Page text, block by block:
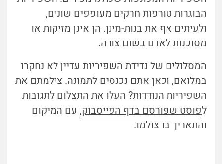
הבוגרות טורפות חרקים מעופפים שונים,
ולעיתים אף את בנות-מינן. הן אינן מזיקות או
מסוכנות לאדם בשום צורה.
המסלולים של נדידת השפיריות עדיין לא נחקרו
במלואם, וכאן אתם נכנסים לתמונה. צילמתם את
השפיריות הנודדות? העלו את התצלום לתגובות
לפוסט שפורסם בדף הפייסבוק, עם המיקום
והתאריך בו צולמו.